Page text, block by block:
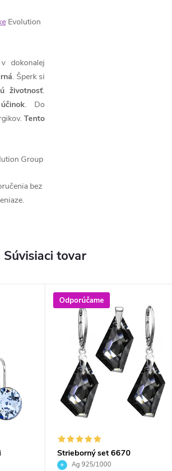
Evolution
dokonalej
. Šperk si
životnosť.
účinok. Do
Tento
Group
bez
Súvisiaci tovar
a
Odporúčame
Strieborný set 6670
Ag 925/1000